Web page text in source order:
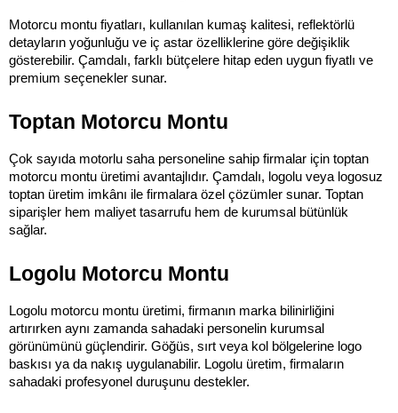
Motorcu montu fiyatları, kullanılan kumaş kalitesi, reflektörlü
detayların yoğunluğu ve iç astar özelliklerine göre değişiklik
gösterebilir. Çamdalı, farklı bütçelere hitap eden uygun fiyatlı ve
premium seçenekler sunar.
Toptan Motorcu Montu
Çok sayıda motorlu saha personeline sahip firmalar için toptan
motorcu montu üretimi avantajlıdır. Çamdalı, logolu veya logosuz
toptan üretim imkânı ile firmalara özel çözümler sunar. Toptan
siparişler hem maliyet tasarrufu hem de kurumsal bütünlük
sağlar.
Logolu Motorcu Montu
Logolu motorcu montu üretimi, firmanın marka bilinirliğini
artırırken aynı zamanda sahadaki personelin kurumsal
görünümünü güçlendirir. Göğüs, sırt veya kol bölgelerine logo
baskısı ya da nakış uygulanabilir. Logolu üretim, firmaların
sahadaki profesyonel duruşunu destekler.